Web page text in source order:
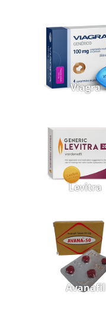
Viagra
Levitra
Avanafil